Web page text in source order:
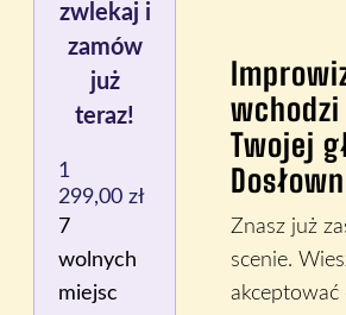
zwlekaj i
zamów
już
teraz!
Pierwotna
599,00 zł.
1
299,00zł
299,00 zł.
7
wolnych
miejsc
wchodzi
Twojej
Znasz już
scenie.
akceptować